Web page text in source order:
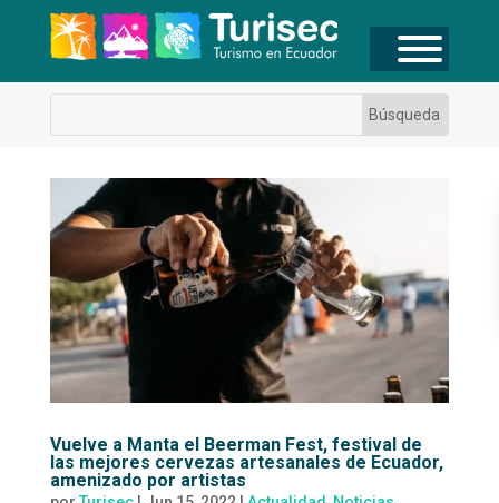
Vuelve a Manta el Beerman Fest, festival de
las mejores cervezas artesanales de Ecuador,
amenizado por artistas